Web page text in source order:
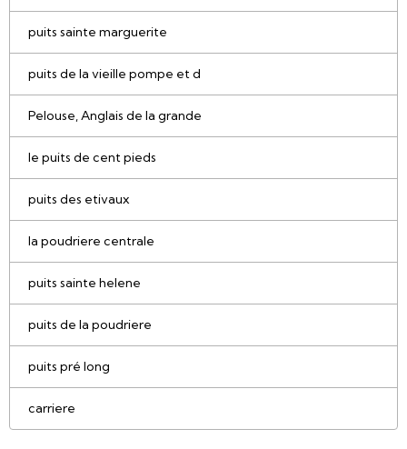
puits sainte marguerite
puits de la vieille pompe et d
Pelouse, Anglais de la grande
le puits de cent pieds
puits des etivaux
la poudriere centrale
puits sainte helene
puits de la poudriere
puits pré long
carriere